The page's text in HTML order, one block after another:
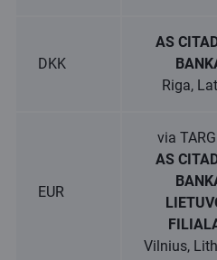
DKK
AS
Riga,
EUR
via
AS
Vilnius,